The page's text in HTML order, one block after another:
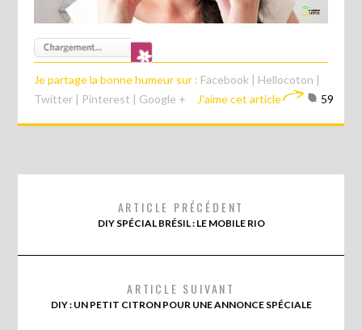
Je partage la bonne humeur sur : Facebook | Hellocoton |
Twitter | Pinterest | Google + J'aime cet article 59
ARTICLE PRÉCÉDENT
DIY SPÉCIAL BRÉSIL : LE MOBILE RIO
ARTICLE SUIVANT
DIY : UN PETIT CITRON POUR UNE ANNONCE SPÉCIALE